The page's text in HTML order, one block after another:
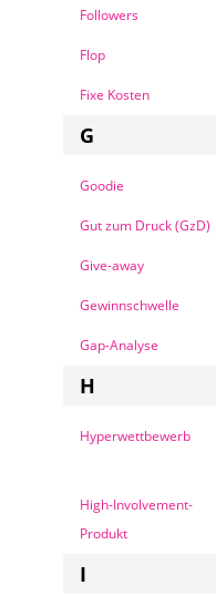
Followers
Flop
Fixe Kosten
G
Goodie
Gut zum Druck (GzD)
Give-away
Gewinnschwelle
Gap-Analyse
H
Hyperwettbewerb
High-Involvement-
Produkt
I